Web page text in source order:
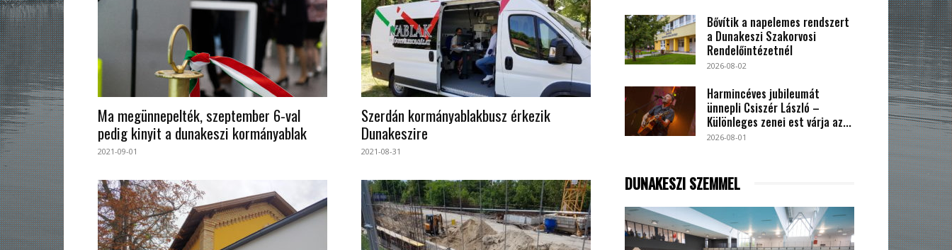
Ma megünnepelték, szeptember 6-val
pedig kinyit a dunakeszi kormányablak
2021-09-01
Szerdán kormányablakbusz érkezik
Dunakeszire
2021-08-31
Bővítik a napelemes rendszert
a Dunakeszi Szakorvosi
Rendelőintézetnél
2026-08-02
Harmincéves jubileumát
ünnepli Csiszér László –
Különleges zenei est várja az...
2026-08-01
DUNAKESZI SZEMMEL